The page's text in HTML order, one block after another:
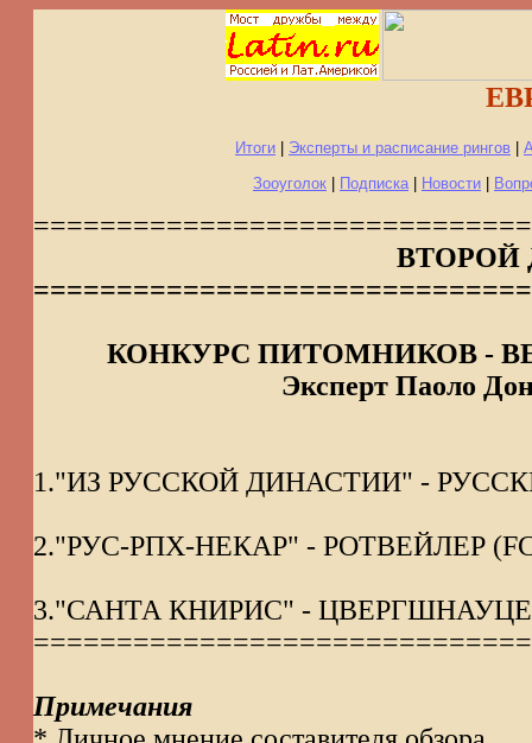
Итоги Эксперты и расписание рингов
Зооуголок
Подписка Новости
ВТОРОЙ
КОНКУРС ПИТОМНИКОВ -
Эксперт Паоло
1."ИЗ РУССКОЙ ДИНАСТИИ" -
2."РУС-РПХ-НЕКАР" - РОТВЕЙЛЕР (FCI
3."САНТА КНИРИС" - ЦВЕРГШНАУЦЕР
Примечания